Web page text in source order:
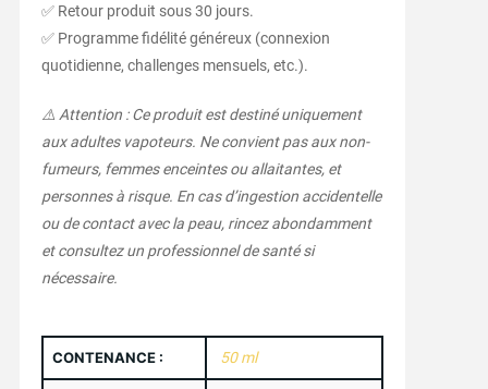
✅ Retour produit sous 30 jours.
✅ Programme fidélité généreux (connexion
quotidienne, challenges mensuels, etc.).
⚠️ Attention : Ce produit est destiné uniquement
aux adultes vapoteurs. Ne convient pas aux non-
fumeurs, femmes enceintes ou allaitantes, et
personnes à risque. En cas d’ingestion accidentelle
ou de contact avec la peau, rincez abondamment
et consultez un professionnel de santé si
nécessaire.
CONTENANCE : 50 ml